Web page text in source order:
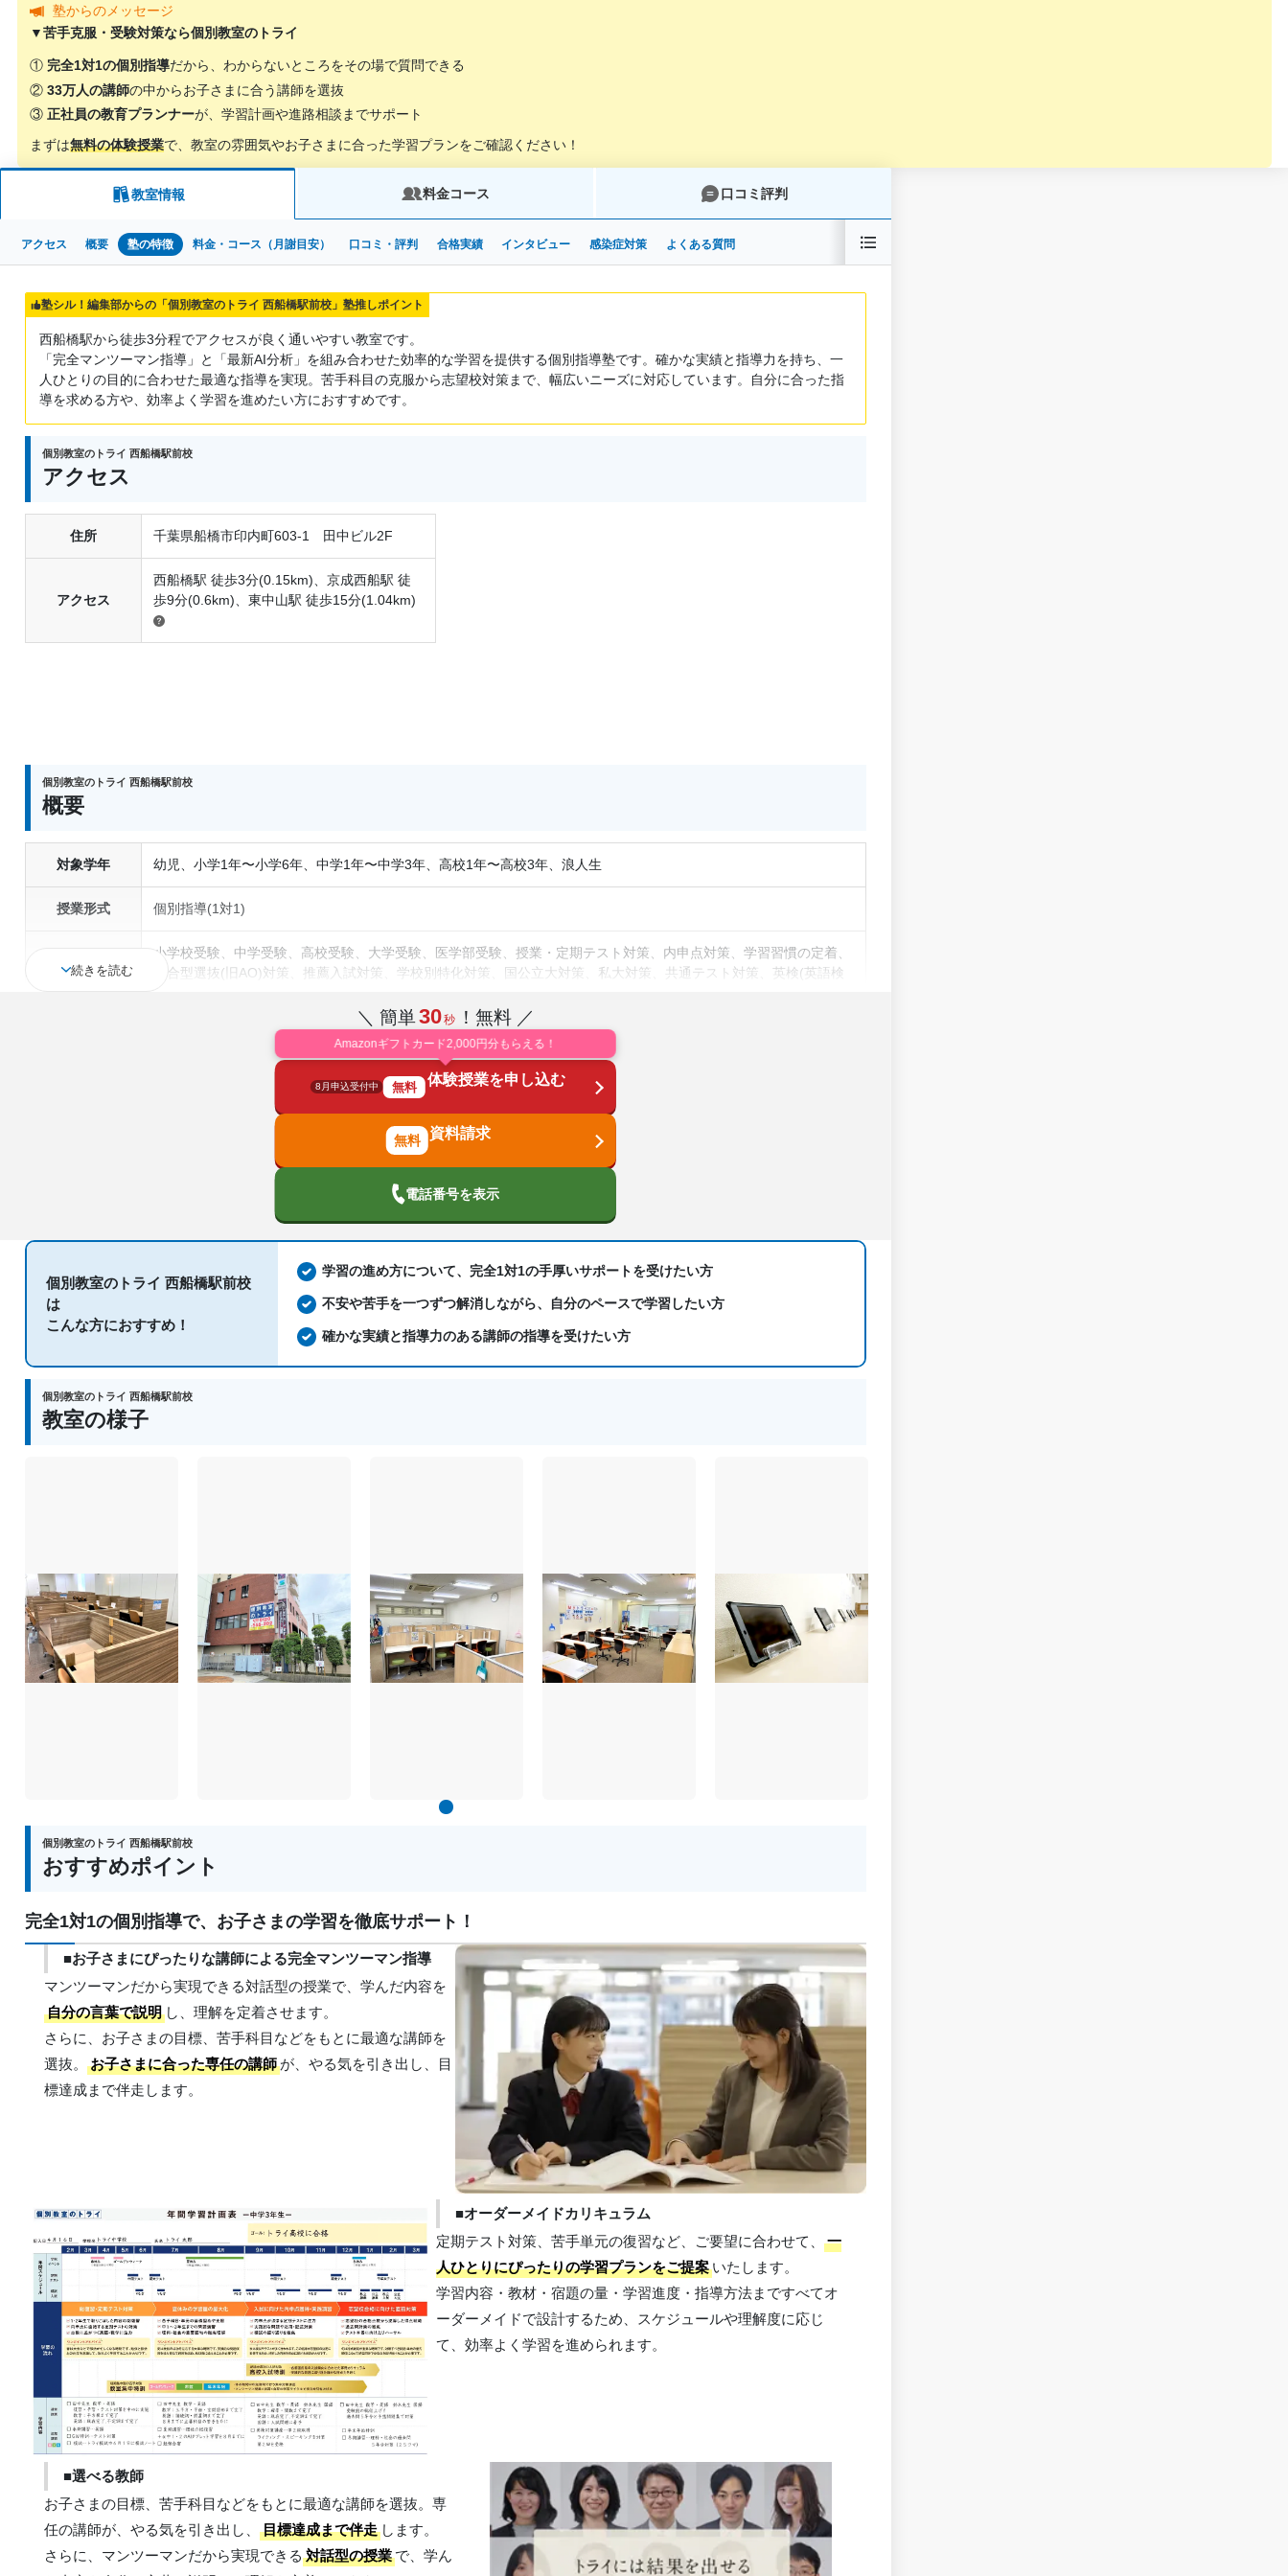
塾からのメッセージ
▼苦手克服・受験対策なら個別教室のトライ
① 完全1対1の個別指導だから、わからないところをその場で質問できる
② 33万人の講師の中からお子さまに合う講師を選抜
③ 正社員の教育プランナーが、学習計画や進路相談までサポート
まずは無料の体験授業で、教室の雰囲気やお子さまに合った学習プランをご確認ください！
教室情報 料金コース 口コミ評判
アクセス 概要 塾の特徴 料金・コース（月謝目安） 口コミ・評判 合格実績 インタビュー 感染症対策 よくある質問
塾シル！編集部からの「個別教室のトライ 西船橋駅前校」塾推しポイント
西船橋駅から徒歩3分程でアクセスが良く通いやすい教室です。
「完全マンツーマン指導」と「最新AI分析」を組み合わせた効率的な学習を提供する個別指導塾です。確かな実績と指導力を持ち、一
人ひとりの目的に合わせた最適な指導を実現。苦手科目の克服から志望校対策まで、幅広いニーズに対応しています。自分に合った指
導を求める方や、効率よく学習を進めたい方におすすめです。
個別教室のトライ 西船橋駅前校
アクセス
住所 千葉県船橋市印内町603-1 田中ビル2F
アクセス
西船橋駅 徒歩3分(0.15km)、京成西船駅 徒
歩9分(0.6km)、東中山駅 徒歩15分(1.04km)
個別教室のトライ 西船橋駅前校
概要
対象学年 幼児、小学1年〜小学6年、中学1年〜中学3年、高校1年〜高校3年、浪人生
授業形式 個別指導(1対1)
通塾の目的
小学校受験、中学受験、高校受験、大学受験、医学部受験、授業・定期テスト対策、内申点対策、学習習慣の定着、
総合型選抜(旧AO)対策、推薦入試対策、学校別特化対策、国公立大対策、私大対策、共通テスト対策、英検(英語検
中高一貫校生に対応、授業の振替可能、不登校生に対応、学習にPC・タブレットを利用、オンライン対応、1科目か
ら受講可能、季節講習のみの受講可、発達障害・学習障害の子どもに対応、自習室あり
国語、現代文、古典（古文・漢文）、算数、数学、理科、物理、化学、生物、地学、社会、倫理、日本史、世界史、
歴史総合、政治経済、地理、英語、英会話、情報、小論文
続きを読む
＼ 簡単30秒 ！無料 ／
Amazonギフトカード2,000円分もらえる！
8月申込受付中 無料 体験授業を申し込む
資料請求
電話番号を表示
個別教室のトライ 西船橋駅前校
は
こんな方におすすめ！
学習の進め方について、完全1対1の手厚いサポートを受けたい方
不安や苦手を一つずつ解消しながら、自分のペースで学習したい方
確かな実績と指導力のある講師の指導を受けたい方
個別教室のトライ 西船橋駅前校
教室の様子
1
個別教室のトライ 西船橋駅前校
おすすめポイント
完全1対1の個別指導で、お子さまの学習を徹底サポート！
■お子さまにぴったりな講師による完全マンツーマン指導
マンツーマンだから実現できる対話型の授業で、学んだ内容を
自分の言葉で説明 し、理解を定着させます。
さらに、お子さまの目標、苦手科目などをもとに最適な講師を
選抜。お子さまに合った専任の講師 が、やる気を引き出し、目
標達成まで伴走します。
■オーダーメイドカリキュラム
定期テスト対策、苦手単元の復習など、ご要望に合わせて、
一
人ひとりにぴったりの学習プランをご提案 いたします。
学習内容・教材・宿題の量・学習進度・指導方法まですべてオ
ーダーメイドで設計するため、スケジュールや理解度に応じ
て、効率よく学習を進められます。
■選べる教師
お子さまの目標、苦手科目などをもとに最適な講師を選抜。専
任の講師が、やる気を引き出し、目標達成まで伴走 します。
さらに、マンツーマンだから実現できる対話型の授業 で、学ん